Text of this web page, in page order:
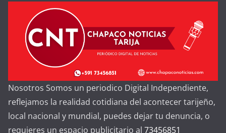
Nosotros Somos un periodico Digital Independiente,
reflejamos la realidad cotidiana del acontecer tarijeño,
local nacional y mundial, puedes dejar tu denuncia, o
requieres un espacio publicitario al 73456851